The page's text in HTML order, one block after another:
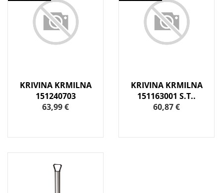
KRIVINA KRMILNA
151240703
63,99 €
KRIVINA KRMILNA
151163001 S.T..
60,87 €